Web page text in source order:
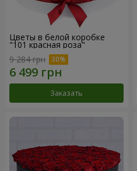
Цветы в белой коробке
"101 красная роза"
9 284 грн
Заказать